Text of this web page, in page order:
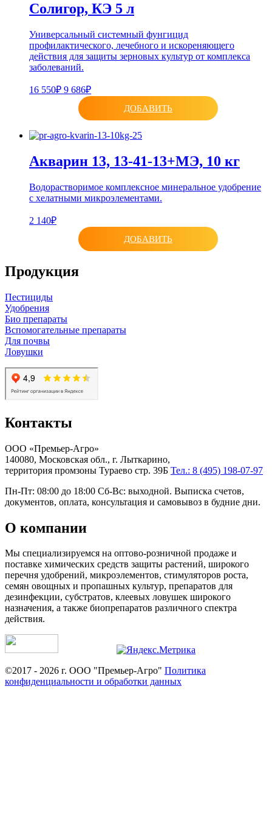
Солигор, КЭ 5 л
Универсальный системный фунгицид
профилактического, лечебного и искореняющего
действия для защиты зерновых культур от комплекса
заболеваний.
16 550₽ 9 686₽
ДОБАВИТЬ
Акварин 13, 13-41-13+МЭ, 10 кг
Водорастворимое комплексное минеральное удобрение
с хелатными микроэлементами.
2 140₽
ДОБАВИТЬ
Продукция
Пестициды
Удобрения
Био препараты
Вспомогательные препараты
Для почвы
Ловушки
Контакты
ООО «Премьер-Агро»
140080, Московская обл., г. Лыткарино,
территория промзоны Тураево стр. 39Б Тел.: 8 (495) 198-07-97
Пн-Пт: 08:00 до 18:00 Сб-Вс: выходной. Выписка счетов,
документов, оплата, консультация и самовывоз в будние дни.
О компании
Мы специализируемся на оптово-розничной продаже и
поставке химических средств защиты растений, широкого
перечня удобрений, микроэлементов, стимуляторов роста,
семян овощных и пропашных культур, препаратов для
дезинфекции, субстратов, клеевых ловушек широкого
назначения, а также биопрепаратов различного спектра
действия.
©2017 - 2026 г. ООО "Премьер-Агро" Политика
конфиденциальности и обработки данных